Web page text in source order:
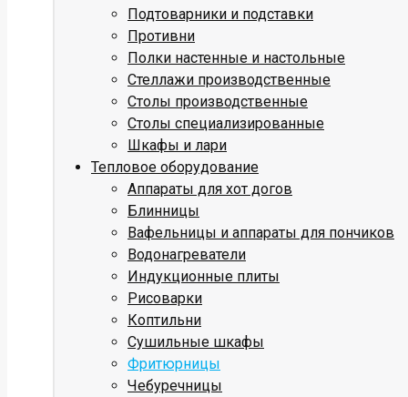
Подтоварники и подставки
Противни
Полки настенные и настольные
Стеллажи производственные
Столы производственные
Столы специализированные
Шкафы и лари
Тепловое оборудование
Аппараты для хот догов
Блинницы
Вафельницы и аппараты для пончиков
Водонагреватели
Индукционные плиты
Рисоварки
Коптильни
Сушильные шкафы
Фритюрницы
Чебуречницы